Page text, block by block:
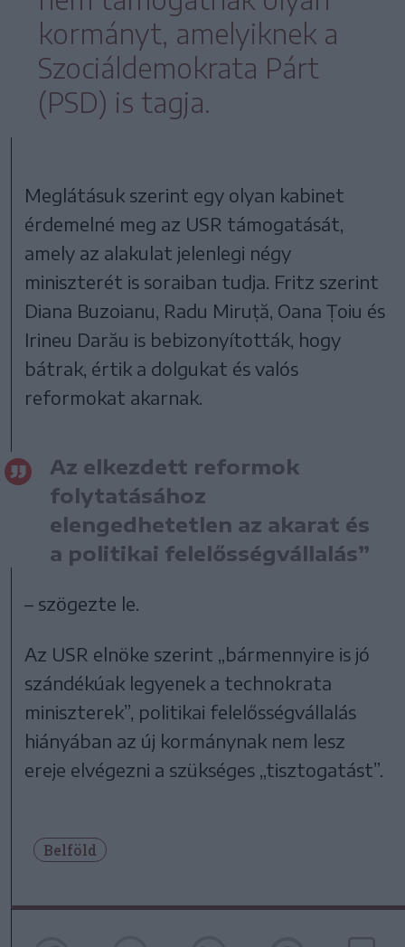
kormányt, amelyiknek a
Szociáldemokrata Párt
(PSD) is tagja.
Meglátásuk szerint egy olyan kabinet
érdemelné meg az USR támogatását,
amely az alakulat jelenlegi négy
miniszterét is soraiban tudja. Fritz szerint
Diana Buzoianu, Radu Miruță, Oana Țoiu és
Irineu Darău is bebizonyították, hogy
bátrak, értik a dolgukat és valós
reformokat akarnak.
Az elkezdett reformok
folytatásához
elengedhetetlen az akarat és
a politikai felelősségvállalás”
– szögezte le.
Az USR elnöke szerint „bármennyire is jó
szándékúak legyenek a technokrata
miniszterek”, politikai felelősségvállalás
hiányában az új kormánynak nem lesz
ereje elvégezni a szükséges „tisztogatást”.
Belföld